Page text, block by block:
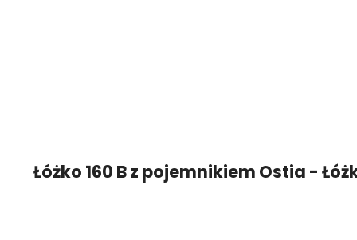
Łóżko 160 B z pojemnikiem Ostia -